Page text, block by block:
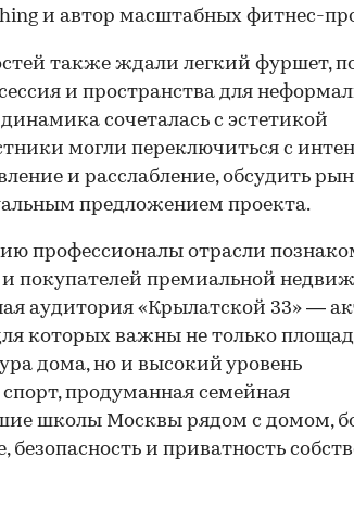
и автор масштабных фитнес-
также ждали легкий фуршет,
и пространства для
сочеталась с эстетикой
могли переключиться с
и расслабление, обсудить
предложением проекта.
профессионалы отрасли
покупателей премиальной
аудитория «Крылатской 33» —
которых важны не только
дома, но и высокий уровень
продуманная семейная
школы Москвы рядом с домом,
и приватность